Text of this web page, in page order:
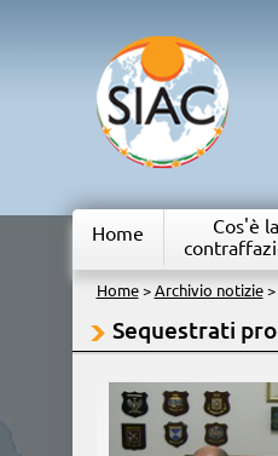
Home
Cos'è la
Home> Archivio notizie>
Sequestrati